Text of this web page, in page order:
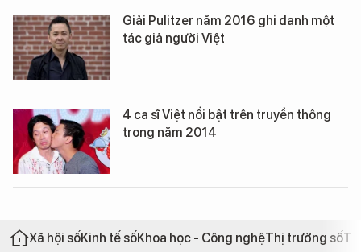
Giải Pulitzer năm 2016 ghi danh một
tác giả người Việt
4 ca sĩ Việt nổi bật trên truyền thông
trong năm 2014
Xã hội sốKinh tế sốKhoa học - Công nghệThị trường số